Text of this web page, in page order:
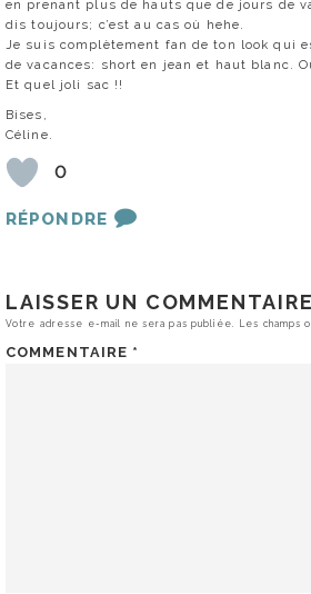
en prenant plus de hauts que de jours de
dis toujours; c’est au cas où hehe.
Je suis complètement fan de ton look qui
de vacances: short en jean et haut blanc.
Et quel joli sac !!
Bises,
Céline.
0
RÉPONDRE
LAISSER UN COMMENTAIRE
Votre adresse e-mail ne sera pas publiée. Les champs
COMMENTAIRE *